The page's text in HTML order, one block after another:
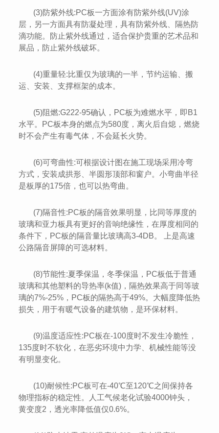
(3)防紫外线:PC板一方面涂有防紫外线(UV)涂
层，另一方面具有防凝处理，具有防紫外线、隔热防
滴功能。防止紫外线通过，适合保护贵重的艺术品和
展品，防止紫外线破坏。
(4)重量轻:比重仅为玻璃的一半，节约运输、搬
运、安装、支撑框架的成本。
(5)阻燃:G222-95确认，PC板为难燃水平，即B1
水平。PC板本身的燃点为580度，离火后自熄，燃烧
时不会产生有毒气体，不会延长火势。
(6)可弯曲性:可根据设计图在施工现场采用冷弯
方式，安装成拱形、半圆形顶部和窗户。小弯曲半径
是板厚的175倍，也可以热弯曲。
(7)隔音性:PC板的隔音效果明显，比同等厚度的
玻璃和亚力板具有更好的音响绝缘性，在厚度相同的
条件下，PC板的隔音量比玻璃高3-4DB。 上是高速
公路隔音屏障的可选材料。
(8)节能性:夏季保温，冬季保温，PC板低于普通
玻璃和其他塑料的导热率(k值)，隔热效果高于同等玻
璃的7%-25%，PC板的隔热高于49%。大幅度降低热
损失，用于有暖气设备的建筑物，是环保材料。
(9)温度适应性:PC板在-100度时不发生冷脆性，
135度时不软化，在恶劣环境中力学、机械性能等没
有明显变化。
(10)耐候性:PC板可在-40℃至120℃之间保持各
物理指标的稳定性。人工气候老化试验4000钟头，
黄变度2，透光率降低值仅0.6%。